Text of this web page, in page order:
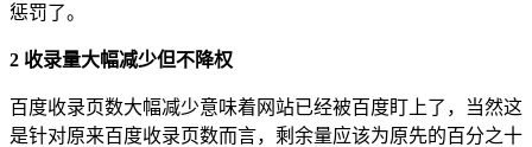
惩罚了。
2 收录量大幅减少但不降权
百度收录页数大幅减少意味着网站已经被百度盯上了，当然这
是针对原来百度收录页数而言，剩余量应该为原先的百分之十